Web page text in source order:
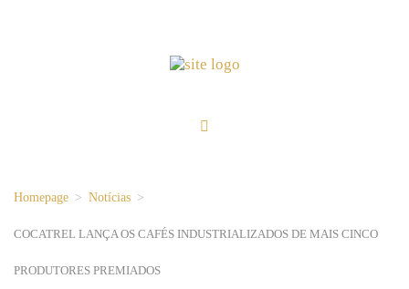
Homepage > Notícias >
COCATREL LANÇA OS CAFÉS INDUSTRIALIZADOS DE MAIS CINCO
PRODUTORES PREMIADOS